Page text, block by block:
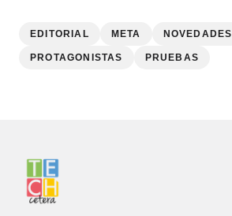
EDITORIAL META NOVEDADES
PROTAGONISTAS PRUEBAS